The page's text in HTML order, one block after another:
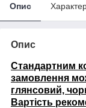
Опис
Опис
Стандартним
замовлення
глянсовий,
Вартість